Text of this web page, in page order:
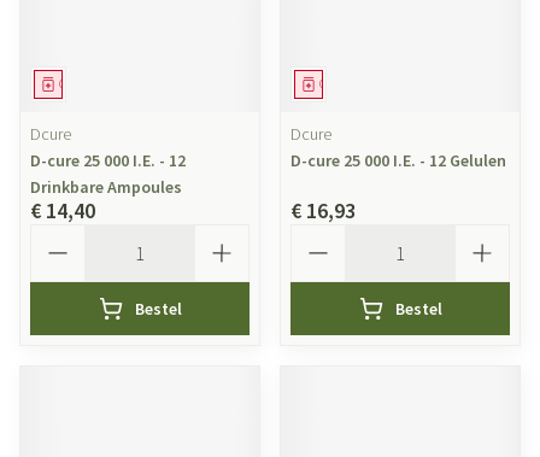
Geneesmiddel
Dcure
D-cure 25 000 I.E. - 12
Drinkbare Ampoules
€ 14,40
Bestel
Geneesmiddel
Dcure
D-cure 25 000 I.E. - 12 Gelulen
€ 16,93
Bestel